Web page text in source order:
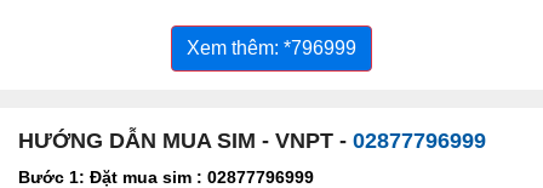
Xem thêm: *796999
HƯỚNG DẪN MUA SIM - VNPT - 02877796999
Bước 1: Đặt mua sim : 02877796999